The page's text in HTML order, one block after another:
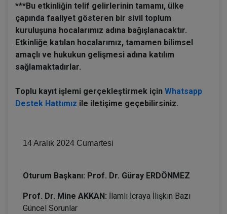
***Bu etkinliğin telif gelirlerinin tamamı, ülke
çapında faaliyet gösteren bir sivil toplum
kuruluşuna hocalarımız adına bağışlanacaktır.
Etkinliğe katılan hocalarımız, tamamen bilimsel
amaçlı ve hukukun gelişmesi adına katılım
sağlamaktadırlar.
Toplu kayıt işlemi gerçekleştirmek için Whatsapp
Destek Hattımız ile iletişime geçebilirsiniz.
14 Aralık 2024 Cumartesi
Oturum Başkanı: Prof. Dr. Güray ERDÖNMEZ
Prof. Dr. Mine AKKAN: İlamlı İcraya İlişkin Bazı
Güncel Sorunlar